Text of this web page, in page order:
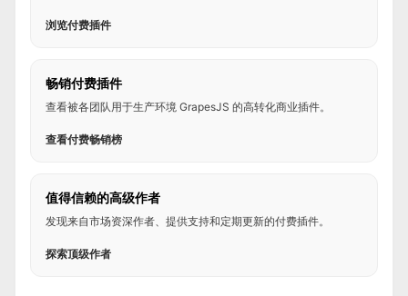
浏览付费插件
畅销付费插件
查看被各团队用于生产环境 GrapesJS 的高转化商业插件。
查看付费畅销榜
值得信赖的高级作者
发现来自市场资深作者、提供支持和定期更新的付费插件。
探索顶级作者